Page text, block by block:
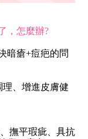
，怎麼辦?
暗瘡+痘疤的問
、增進皮膚健
撫平瑕疵、具抗